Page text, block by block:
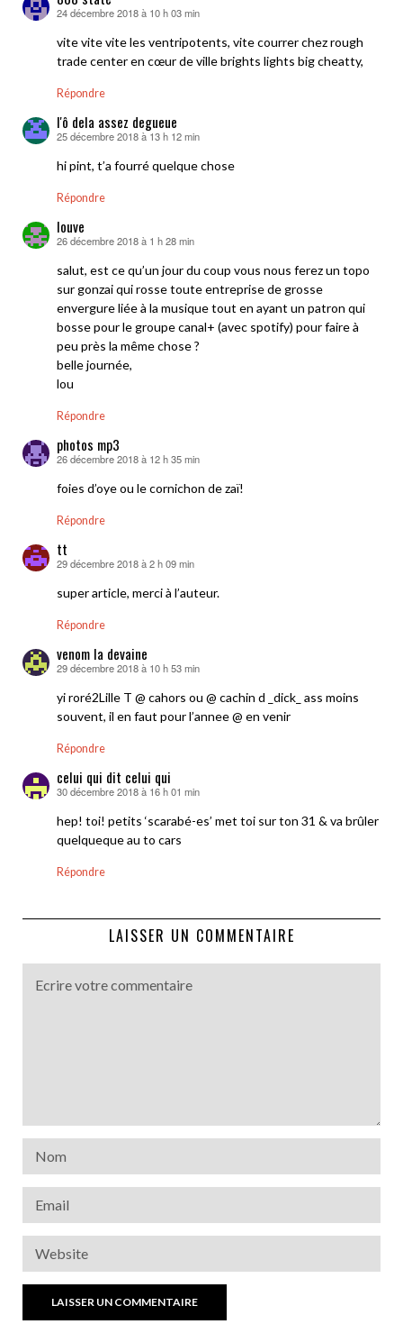
dit :
24 décembre 2018 à 10 h 03 min
vite vite vite les ventripotents, vite courrer chez rough
trade center en cœur de ville brights lights big cheatty,
Répondre
l'ô dela assez degueue
dit :
25 décembre 2018 à 13 h 12 min
hi pint, t’a fourré quelque chose
Répondre
louve
dit :
26 décembre 2018 à 1 h 28 min
salut, est ce qu’un jour du coup vous nous ferez un topo
sur gonzai qui rosse toute entreprise de grosse
envergure liée à la musique tout en ayant un patron qui
bosse pour le groupe canal+ (avec spotify) pour faire à
peu près la même chose ?
belle journée,
lou
Répondre
photos mp3
dit :
26 décembre 2018 à 12 h 35 min
foies d’oye ou le cornichon de zaï!
Répondre
tt
dit :
29 décembre 2018 à 2 h 09 min
super article, merci à l’auteur.
Répondre
venom la devaine
dit :
29 décembre 2018 à 10 h 53 min
yi roré2Lille T @ cahors ou @ cachin d _dick_ ass moins
souvent, il en faut pour l’annee @ en venir
Répondre
celui qui dit celui qui
dit :
30 décembre 2018 à 16 h 01 min
hep! toi! petits ‘scarabé-es’ met toi sur ton 31 & va brûler
quelqueque au to cars
Répondre
LAISSER UN COMMENTAIRE